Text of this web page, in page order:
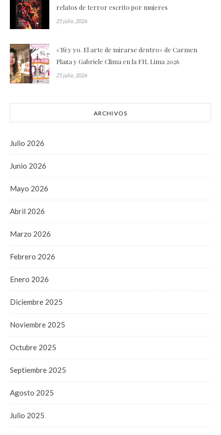
relatos de terror escrito por mujeres
25 julio, 2026
«Tú y yo. El arte de mirarse dentro» de Carmen
Plaza y Gabriele Clima en la FIL Lima 2026
25 julio, 2026
ARCHIVOS
Julio 2026
Junio 2026
Mayo 2026
Abril 2026
Marzo 2026
Febrero 2026
Enero 2026
Diciembre 2025
Noviembre 2025
Octubre 2025
Septiembre 2025
Agosto 2025
Julio 2025